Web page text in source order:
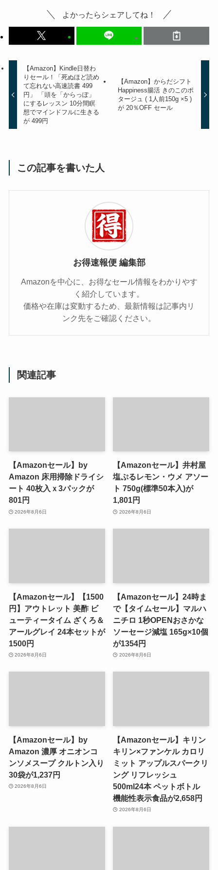
よかったらシェアしてね！
【Amazon】Kindle日替わ
りセール！「死ぬほど読め
て忘れない高速読書 499
円」 「頭を「からっぽ」
にするレッスン 10分間瞑
想でマインドフルに生きる
が 499円
【Amazon】からだシフト
Happiness腸活 きのこのポ
タージュ ( 1人前150g ×5 )
が 20％OFF セール
この記事を書いた人
お得速報便 編集部
Amazonを中心に、お得なセール情報をわかりやす
く紹介しています。
価格や在庫は変動するため、最新情報は記事内リ
ンク先をご確認ください。
関連記事
【Amazonセール】by
Amazon 床用掃除ドライシ
ート 40枚入ｘ3パックが
801円
2026年8月6日
【Amazonセール】井村屋
塩ぷるレモン・ウメ アソー
ト 750g(標準50本入)が
1,801円
2026年8月6日
【Amazonセール】【1500
円】アウトレット 美酢 ビ
ューティータイム ざくろ＆
アールグレイ 24本セットが
1500円
2026年8月6日
【Amazonセール】24時ま
で【タイムセール】マルハ
ニチロ 1秒OPENおさかな
ソーセージ減塩 165g×10個
が1354円
2026年8月6日
【Amazonセール】by
Amazon 濃厚 オニオンコ
ンソメスープ クルトン入り
30袋が1,237円
2026年8月6日
【Amazonセール】キリン
キリン×ファンケル カロリ
ミット アップルスパークリ
ング リフレッシュ
500ml24本 ペットボトル
機能性表示食品が2,658円
2026年8月6日